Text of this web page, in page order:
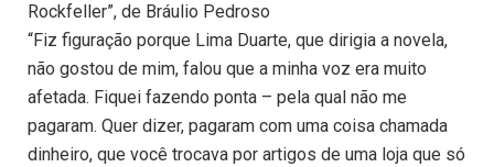
Rockfeller”, de Bráulio Pedroso
“Fiz figuração porque Lima Duarte, que dirigia a novela,
não gostou de mim, falou que a minha voz era muito
afetada. Fiquei fazendo ponta – pela qual não me
pagaram. Quer dizer, pagaram com uma coisa chamada
dinheiro, que você trocava por artigos de uma loja que só